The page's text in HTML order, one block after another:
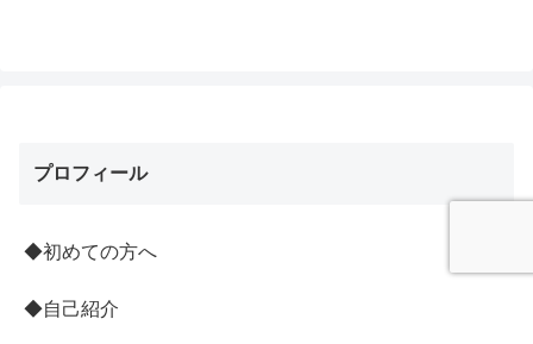
プロフィール
◆初めての方へ
◆自己紹介